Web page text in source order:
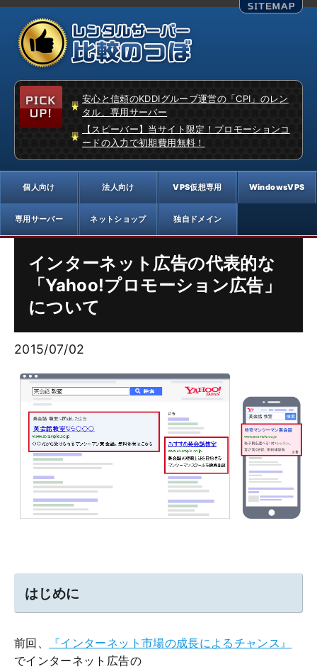
安心と信頼のKDDIグループ運営の「CPI」のレン
タル、専用サーバー
【スピーバー】当サイト限定！プロモーションコ
ードの入力で初期費用無料！
インターネット広告の代表的な
「Yahoo!プロモーション広告」
について
2015/07/02
はじめに
前回、
『インターネット市場の成長によるチャンス』
でインターネット広告の